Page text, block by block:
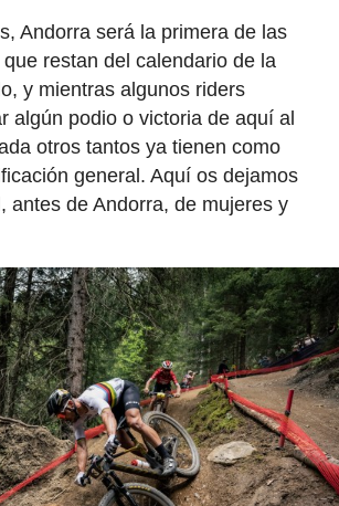
Andorra será la primera de las
restan del calendario de la
y mientras algunos riders
algún podio o victoria de aquí al
otros tantos ya tienen como
general. Aquí os dejamos
antes de Andorra, de mujeres y